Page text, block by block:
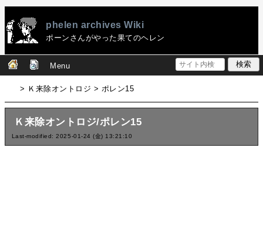
phelen archives Wiki
ポーンさんがやった果てのヘレン
Menu
> Ｋ来除オントロジ > ポレン15
Ｋ来除オントロジ/ポレン15
Last-modified: 2025-01-24 (金) 13:21:10